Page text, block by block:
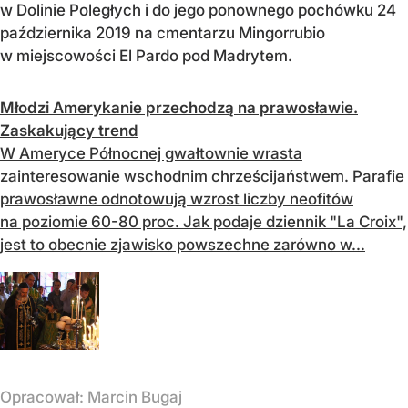
w Dolinie Poległych i do jego ponownego pochówku 24
października 2019 na cmentarzu Mingorrubio
w miejscowości El Pardo pod Madrytem.
Młodzi Amerykanie przechodzą na prawosławie.
Zaskakujący trend
W Ameryce Północnej gwałtownie wrasta
zainteresowanie wschodnim chrześcijaństwem. Parafie
prawosławne odnotowują wzrost liczby neofitów
na poziomie 60-80 proc. Jak podaje dziennik "La Croix",
jest to obecnie zjawisko powszechne zarówno w...
Opracował: Marcin Bugaj